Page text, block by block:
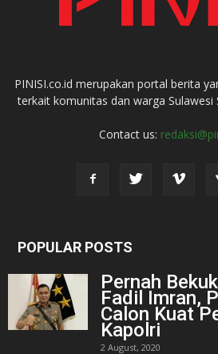
PINISI.co.id merupakan portal berita
terkait komunitas dan warga Sulawesi
Contact us:
POPULAR POSTS
Pernah
Fadil Imran,
Calon Kuat
Kapolri
2 August, 2020